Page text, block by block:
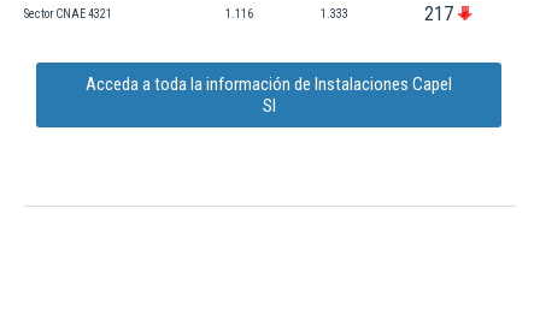
Sector CNAE 4321 1.116 1.333 217
Acceda a toda la información de Instalaciones Capel
Sl